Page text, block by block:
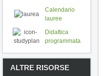
Calendario
lauree
Didattica
programmata
ALTRE RISORSE